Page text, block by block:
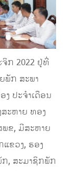
ກ 2022 ຢູ່ທີ່
ພັກ ສະພາ
ງ ປະຈຳເດືອນ
ສະຫາຍ ທອງ
ຂ, ມີສະຫາຍ
ແຂວງ, ຮອງ
, ສະມາຊິກພັກ